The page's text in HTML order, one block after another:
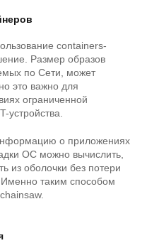
containers-
Размер образов
по Сети, может
это важно для
ограниченной
устройства.
о приложениях
ОС можно вычислить,
из оболочки без потери
таким способом